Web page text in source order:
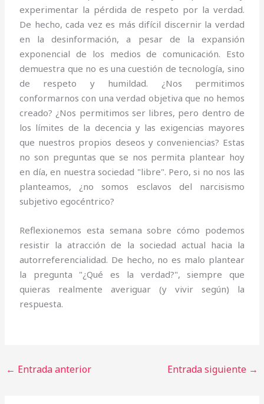
experimentar la pérdida de respeto por la verdad.
De hecho, cada vez es más difícil discernir la verdad
en la desinformación, a pesar de la expansión
exponencial de los medios de comunicación. Esto
demuestra que no es una cuestión de tecnología, sino
de respeto y humildad. ¿Nos permitimos
conformarnos con una verdad objetiva que no hemos
creado? ¿Nos permitimos ser libres, pero dentro de
los límites de la decencia y las exigencias mayores
que nuestros propios deseos y conveniencias? Estas
no son preguntas que se nos permita plantear hoy
en día, en nuestra sociedad "libre". Pero, si no nos las
planteamos, ¿no somos esclavos del narcisismo
subjetivo egocéntrico?
Reflexionemos esta semana sobre cómo podemos
resistir la atracción de la sociedad actual hacia la
autorreferencialidad. De hecho, no es malo plantear
la pregunta "¿Qué es la verdad?", siempre que
quieras realmente averiguar (y vivir según) la
respuesta.
← Entrada anterior Entrada siguiente →